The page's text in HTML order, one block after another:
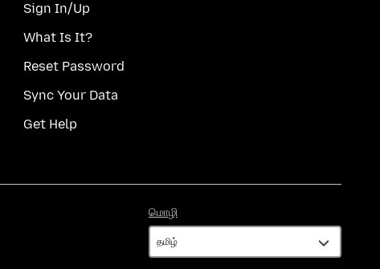
Sign In/Up
What Is It?
Reset Password
Sync Your Data
Get Help
மொழி